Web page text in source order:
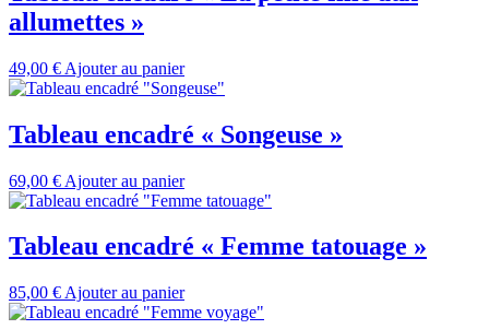
allumettes »
49,00 € Ajouter au panier
Tableau encadré « Songeuse »
69,00 € Ajouter au panier
Tableau encadré « Femme tatouage »
85,00 € Ajouter au panier